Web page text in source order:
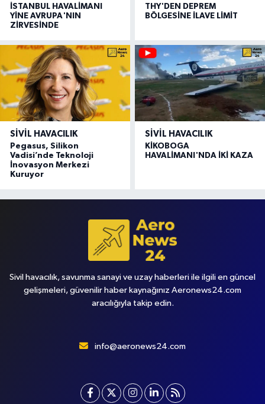
İSTANBUL HAVALİMANI
YİNE AVRUPA'NIN
ZİRVESİNDE
THY'DEN DEPREM
BÖLGESİNE İLAVE LİMİT
SIVIL HAVACILIK
Pegasus, Silikon
Vadisi’nde Teknoloji
İnovasyon Merkezi
Kuruyor
SIVIL HAVACILIK
KİKOBOGA
HAVALİMANI'NDA İKİ KAZA
Sivil havacılık, savunma sanayi ve uzay haberleri ile ilgili en güncel
gelişmeleri, güvenilir haber kaynağınız Aeronews24.com
aracılığıyla takip edin.
info@aeronews24.com